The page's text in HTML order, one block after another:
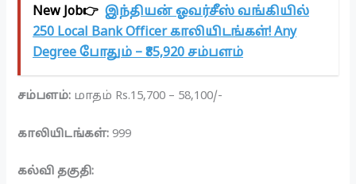
New Job👉 இந்தியன் ஓவர்சீஸ் வங்கியில்
250 Local Bank Officer காலியிடங்கள்! Any
Degree போதும் – ₹85,920 சம்பளம்
சம்பளம்: மாதம் Rs.15,700 – 58,100/-
காலியிடங்கள்: 999
கல்வி தகுதி: